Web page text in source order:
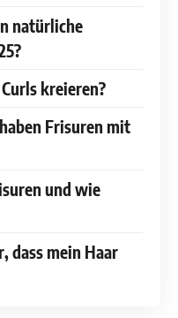
natürliche
kreieren?
Frisuren mit
und wie
dass mein Haar